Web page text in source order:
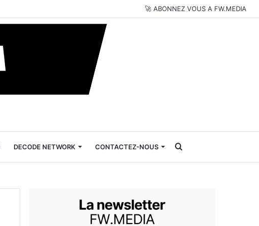
🚀 ABONNEZ VOUS A FW.MEDIA
DECODE NETWORK CONTACTEZ-NOUS Rechercher